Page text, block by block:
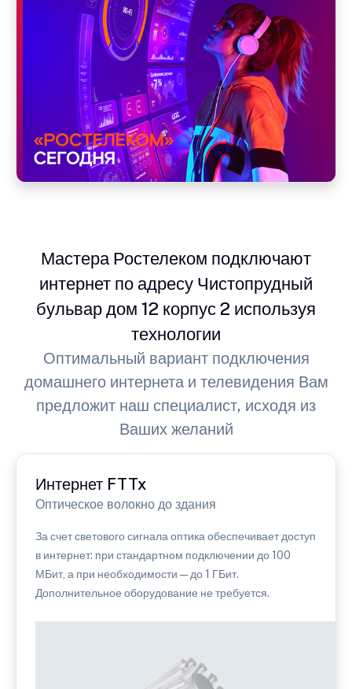
Мастера Ростелеком подключают
интернет по адресу Чистопрудный
бульвар дом 12 корпус 2 используя
технологии
Оптимальный вариант подключения
домашнего интернета и телевидения Вам
предложит наш специалист, исходя из
Ваших желаний
Интернет FTTx
Оптическое волокно до здания
За счет светового сигнала оптика обеспечивает доступ
в интернет: при стандартном подключении до 100
МБит, а при необходимости — до 1 ГБит.
Дополнительное оборудование не требуется.